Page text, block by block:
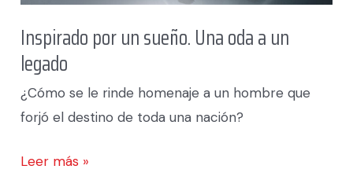
Inspirado por un sueño. Una oda a un
legado
¿Cómo se le rinde homenaje a un hombre que
forjó el destino de toda una nación?
Leer más »